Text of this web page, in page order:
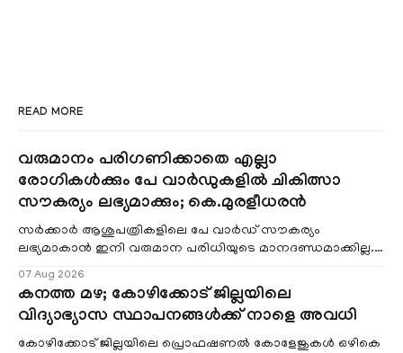
READ MORE
വരുമാനം പരിഗണിക്കാതെ എല്ലാ
രോഗികൾക്കും പേ വാർഡുകളിൽ ചികിത്സാ
സൗകര്യം ലഭ്യമാക്കും; കെ.മുരളീധരൻ
സർക്കാർ ആശുപത്രികളിലെ പേ വാർഡ് സൗകര്യം
ലഭ്യമാകാൻ ഇനി വരുമാന പരിധിയുടെ മാനദണ്ഡമാക്കില്ല.
07 Aug 2026
കനത്ത മഴ; കോഴിക്കോട് ജില്ലയിലെ
വിദ്യാഭ്യാസ സ്ഥാപനങ്ങൾക്ക് നാളെ അവധി
കോഴിക്കോട് ജില്ലയിലെ പ്രൊഫഷണൽ കോളേജുകൾ ഒഴികെ